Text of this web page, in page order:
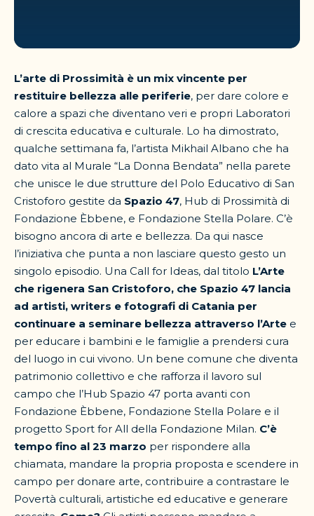
L’arte di Prossimità è un mix vincente per
restituire bellezza alle periferie, per dare colore e
calore a spazi che diventano veri e propri Laboratori
di crescita educativa e culturale. Lo ha dimostrato,
qualche settimana fa, l’artista Mikhail Albano che ha
dato vita al Murale “La Donna Bendata” nella parete
che unisce le due strutture del Polo Educativo di San
Cristoforo gestite da Spazio 47, Hub di Prossimità di
Fondazione Èbbene, e Fondazione Stella Polare. C’è
bisogno ancora di arte e bellezza. Da qui nasce
l’iniziativa che punta a non lasciare questo gesto un
singolo episodio. Una Call for Ideas, dal titolo L’Arte
che rigenera San Cristoforo, che Spazio 47 lancia
ad artisti, writers e fotografi di Catania per
continuare a seminare bellezza attraverso l’Arte e
per educare i bambini e le famiglie a prendersi cura
del luogo in cui vivono. Un bene comune che diventa
patrimonio collettivo e che rafforza il lavoro sul
campo che l’Hub Spazio 47 porta avanti con
Fondazione Èbbene, Fondazione Stella Polare e il
progetto Sport for All della Fondazione Milan. C’è
tempo fino al 23 marzo per rispondere alla
chiamata, mandare la propria proposta e scendere in
campo per donare arte, contribuire a contrastare le
Povertà culturali, artistiche ed educative e generare